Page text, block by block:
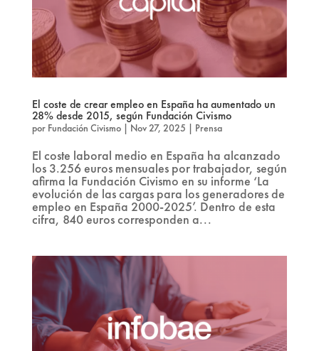
El coste de crear empleo en España ha aumentado un
28% desde 2015, según Fundación Civismo
por Fundación Civismo| Nov 27, 2025 | Prensa
El coste laboral medio en España ha alcanzado
los 3.256 euros mensuales por trabajador, según
afirma la Fundación Civismo en su informe ‘La
evolución de las cargas para los generadores de
empleo en España 2000-2025’. Dentro de esta
cifra, 840 euros corresponden a...